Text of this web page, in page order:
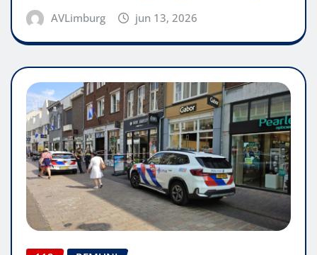
AVLimburg jun 13, 2026